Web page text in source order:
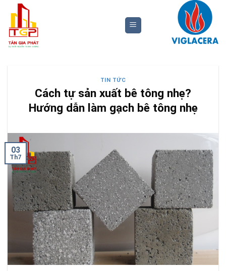
nội
dung
TIN TỨC
Cách tự sản xuất bê tông nhẹ?
Hướng dẫn làm gạch bê tông nhẹ
03
Th7